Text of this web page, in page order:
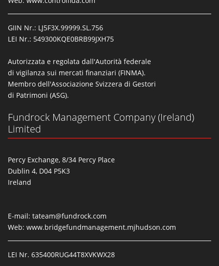
GIIN Nr.: LJ5F3X.99999.SL.756
LEI Nr.: 549300KQE0BRB99JXH75
Autorizzata e regolata dall'Autorità federale
di vigilanza sui mercati finanziari (FINMA).
Membro dell'Associazione Svizzera di Gestori
di Patrimoni (ASG).
Fundrock Management Company (Ireland)
Limited
Percy Exchange, 8/34 Percy Place
Dublin 4, D04 P5K3
Ireland
E-mail:tateam@fundrock.com
Web:www.bridgefundmanagement.mjhudson.com
LEI Nr. 635400RUG44T8XVKWX28